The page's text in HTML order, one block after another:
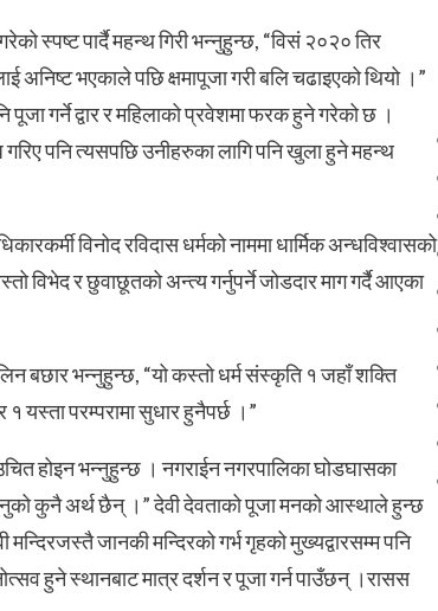
स्पष्ट पार्दै महन्थ गिरी भन्नुहुन्छ, “विसं २०२० तिर
अनिष्ट भएकाले पछि क्षमापूजा गरी बलि चढाइएको थियो ।”
पूजा गर्ने द्वार र महिलाको प्रवेशमा फरक हुने गरेको छ ।
पनि त्यसपछि उनीहरुका लागि पनि खुला हुने महन्थ
विनोद रविदास धर्मको नाममा धार्मिक अन्धविश्वासको
विभेद र छुवाछूतको अन्त्य गर्नुपर्ने जोडदार माग गर्दै आएका
बछार भन्नुहुन्छ, “यो कस्तो धर्म संस्कृति १ जहाँ शक्ति
१ यस्ता परम्परामा सुधार हुनैपर्छ ।”
होइन भन्नुहुन्छ । नगराईन नगरपालिका घोडघासका
कुनै अर्थ छैन् ।” देवी देवताको पूजा मनको आस्थाले हुन्छ
जानकी मन्दिरको गर्भ गृहको मुख्यद्वारसम्म पनि
हुने स्थानबाट मात्र दर्शन र पूजा गर्न पाउँछन् ।रासस